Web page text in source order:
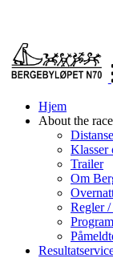
Hjem
About the race
Klasser
Trailer
Om
Regler
Program